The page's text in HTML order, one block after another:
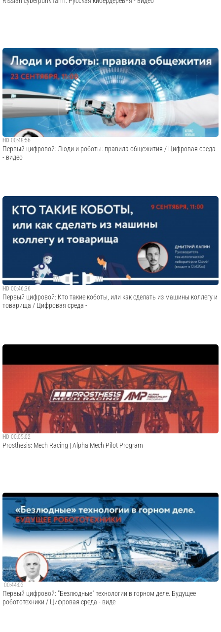
HD 00:48:56
Первый цифровой: Люди и роботы: правила общежития / Цифровая среда
- видео
HD 00:46:36
Первый цифровой: Кто такие коботы, или как сделать из машины коллегу и
товарища / Цифровая среда -
HD 00:05:02
Prosthesis: Mech Racing | Alpha Mech Pilot Program
00:44:03
Первый цифровой: "Безлюдные" технологии в горном деле. Будущее
робототехники / Цифровая среда - виде